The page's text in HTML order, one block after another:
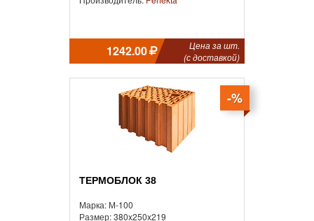
1242.00
Цена за шт.
(с доставкой)
-%
ТЕРМОБЛОК 38
Марка: М-100
Размер: 380x250x219